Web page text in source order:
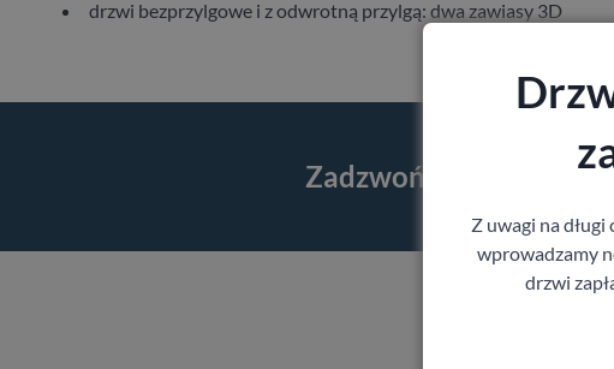
drzwi bezprzylgowe i z odwrotną przylgą: dwa zawiasy 3D
Zadzwoń i skorzystaj z
Z uwagi na
wprowadzamy
drzwi